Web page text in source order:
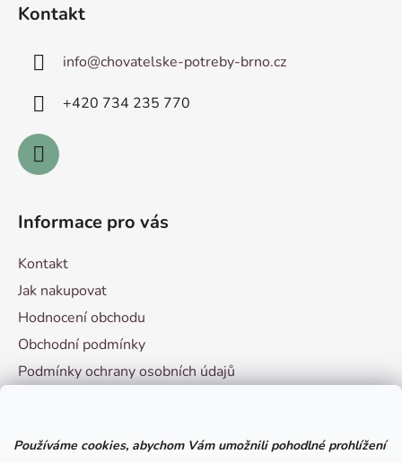
Používáme cookies, abychom Vám umožnili pohodlné prohlížení
Kontakt
info@chovatelske-potreby-brno.cz
+420 ­734 235 770
Informace pro vás
Kontakt
Jak nakupovat
Hodnocení obchodu
Obchodní podmínky
Podmínky ochrany osobních údajů